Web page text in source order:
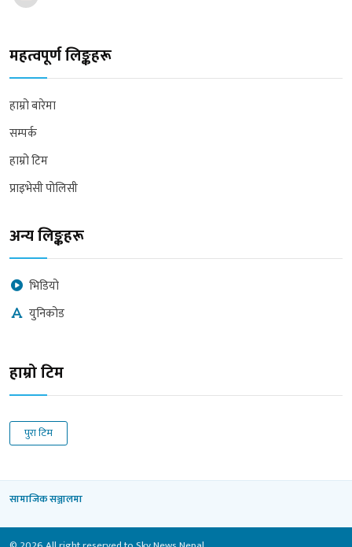
महत्वपूर्ण लिङ्कहरू
हाम्रो बारेमा
सम्पर्क
हाम्रो टिम
प्राइभेसी पोलिसी
अन्य लिङ्कहरू
भिडियो
युनिकोड
हाम्रो टिम
पुरा टिम
सामाजिक सञ्जालमा